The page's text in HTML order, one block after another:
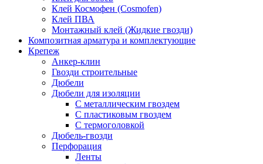
Клей Космофен (Cosmofen)
Клей ПВА
Монтажный клей (Жидкие гвозди)
Композитная арматура и комплектующие
Крепеж
Анкер-клин
Гвозди строительные
Дюбели
Дюбели для изоляции
С металлическим гвоздем
С пластиковым гвоздем
С термоголовкой
Дюбель-гвозди
Перфорация
Ленты